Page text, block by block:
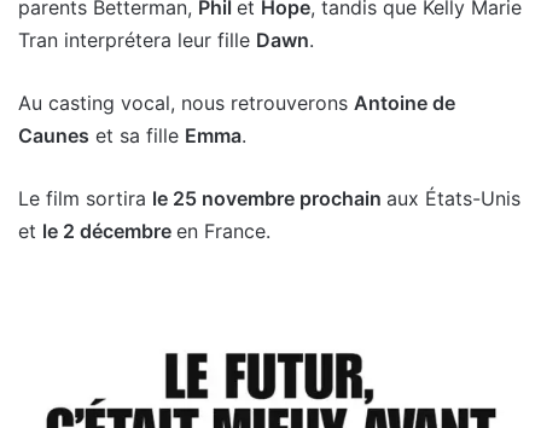
parents Betterman, Phil et Hope, tandis que Kelly Marie
Tran interprétera leur fille Dawn.
Au casting vocal, nous retrouverons Antoine de
Caunes et sa fille Emma.
Le film sortira le 25 novembre prochain aux États-Unis
et le 2 décembre en France.